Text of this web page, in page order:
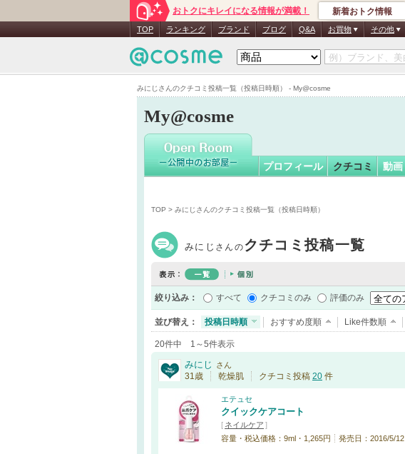
みにじさんのクチコミ投稿一覧（投稿日時順） - My@cosme
おトクにキレイになる情報が満載！ 新着おトク情報
TOP ランキング ブランド ブログ Q&A お買物 その他
My@cosme
みにじさん
プロフィール クチコミ 動画
TOP > みにじさんのクチコミ投稿一覧（投稿日時順）
みにじ さんのクチコミ投稿一覧
絞り込み： すべて クチコミのみ 評価のみ
並び替え： 投稿日時順 おすすめ度順 Like件数順
20件中 1～5件表示
みにじ さん
31歳 乾燥肌 クチコミ投稿 20 件
エテュセ
クイックケアコート
[ ネイルケア ]
容量・税込価格：9ml・1,265円
発売日：2016/5/12